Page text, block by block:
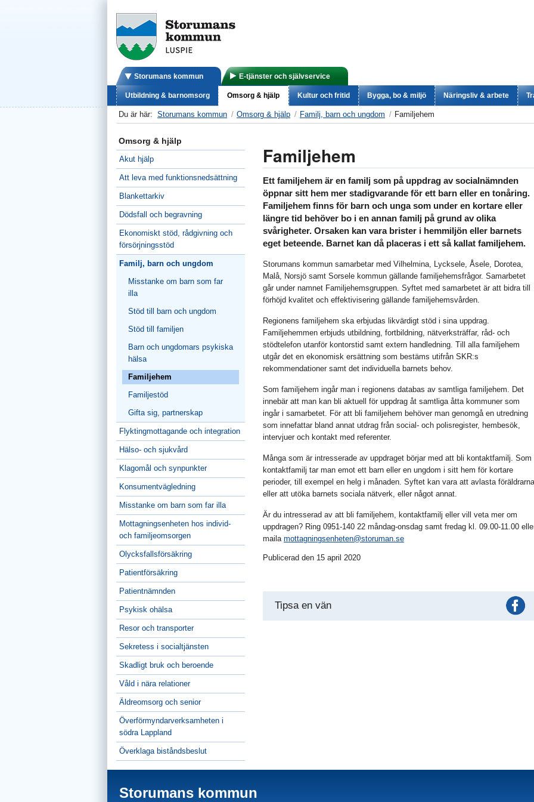
Storumans kommun E-tjänster och självservice
Utbildning & barnomsorg Omsorg & hjälp Kultur och fritid Bygga, bo & miljö Näringsliv & arbete
Du är här: Storumans kommun Omsorg & hjälp Familj, barn och ungdom Familjehem
Omsorg & hjälp
Akut hjälp
Att leva med funktionsnedsättning
Blankettarkiv
Dödsfall och begravning
Ekonomiskt stöd, rådgivning och
försörjningsstöd
Familj, barn och ungdom
Misstanke om barn som far
illa
Stöd till barn och ungdom
Stöd till familjen
Barn och ungdomars psykiska
hälsa
Familjehem
Familjestöd
Gifta sig, partnerskap
Flyktingmottagande och integration
Hälso- och sjukvård
Klagomål och synpunkter
Konsumentvägledning
Misstanke om barn som far illa
Mottagningsenheten hos individ-
och familjeomsorgen
Olycksfallsförsäkring
Patientförsäkring
Patientnämnden
Psykisk ohälsa
Resor och transporter
Sekretess i socialtjänsten
Skadligt bruk och beroende
Våld i nära relationer
Äldreomsorg och senior
Överförmyndarverksamheten i
södra Lappland
Överklaga biståndsbeslut
Familjehem
Ett familjehem är en familj som på uppdrag av socialnämnden
öppnar sitt hem mer stadigvarande för ett barn eller en tonåring.
Familjehem finns för barn och unga som under en kortare eller
längre tid behöver bo i en annan familj på grund av olika
svårigheter. Orsaken kan vara brister i hemmiljön eller barnets
eget beteende. Barnet kan då placeras i ett så kallat familjehem.
Storumans kommun samarbetar med Vilhelmina, Lycksele, Åsele, Dorotea,
Malå, Norsjö samt Sorsele kommun gällande familjehemsfrågor. Samarbetet
går under namnet Familjehemsgruppen. Syftet med samarbetet är att bidra till
förhöjd kvalitet och effektivisering gällande familjehemsvården.
Regionens familjehem ska erbjudas likvärdigt stöd i sina uppdrag.
Familjehemmen erbjuds utbildning, fortbildning, nätverksträffar, råd- och
stödtelefon utanför kontorstid samt extern handledning. Till alla familjehem
utgår det en ekonomisk ersättning som bestäms utifrån SKR:s
rekommendationer samt det individuella barnets behov.
Som familjehem ingår man i regionens databas av samtliga familjehem. Det
innebär att man kan bli aktuell för uppdrag åt samtliga åtta kommuner som
ingår i samarbetet. För att bli familjehem behöver man genomgå en utredning
som innefattar bland annat utdrag från social- och polisregister, hembesök,
intervjuer och kontakt med referenter.
Många som är intresserade av uppdraget börjar med att bli kontaktfamilj. Som
kontaktfamilj tar man emot ett barn eller en ungdom i sitt hem för kortare
perioder, till exempel en helg i månaden. Syftet kan vara att avlasta föräldrarna
eller att utöka barnets sociala nätverk, eller något annat.
Är du intresserad av att bli familjehem, kontaktfamilj eller vill veta mer om
uppdragen? Ring 0951-140 22 måndag-onsdag samt fredag kl. 09.00-11.00
maila mottagningsenheten@storuman.se
Publicerad den 15 april 2020
Tipsa en vän
Storumans kommun